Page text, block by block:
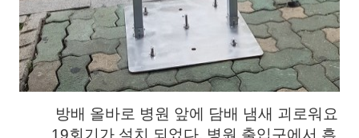
방배 올바로 병원 앞에 담배 냄새 괴로워요